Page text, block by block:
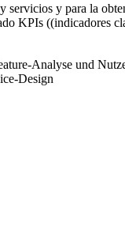
y para la
KPIs ((indicadores
Analyse und
Design